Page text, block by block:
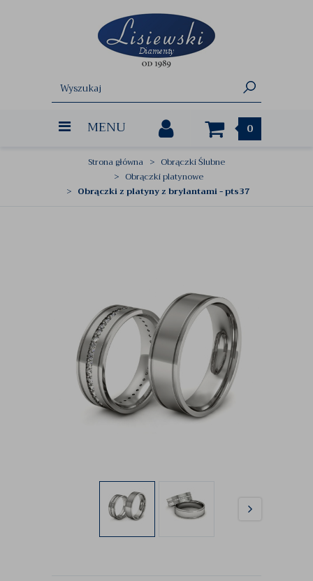
MENU 0
Strona główna
Obrączki Ślubne
Obrączki platynowe
Obrączki z platyny z brylantami - pts37